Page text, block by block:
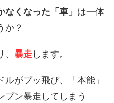
くなった「車」 は一体
か？
暴走 します。
ルがブッ飛び、「本能」
ブン暴走してしまう